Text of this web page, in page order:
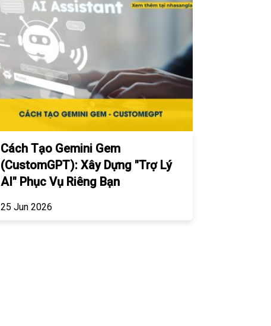
Cách Tạo Gemini Gem
(CustomGPT): Xây Dựng "Trợ Lý
AI" Phục Vụ Riêng Bạn
25 Jun 2026